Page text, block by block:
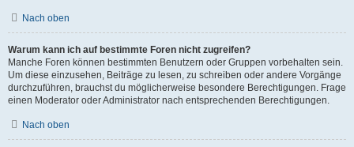
Nach oben
Warum kann ich auf bestimmte Foren nicht zugreifen?
Manche Foren können bestimmten Benutzern oder Gruppen vorbehalten sein.
Um diese einzusehen, Beiträge zu lesen, zu schreiben oder andere Vorgänge
durchzuführen, brauchst du möglicherweise besondere Berechtigungen. Frage
einen Moderator oder Administrator nach entsprechenden Berechtigungen.
Nach oben